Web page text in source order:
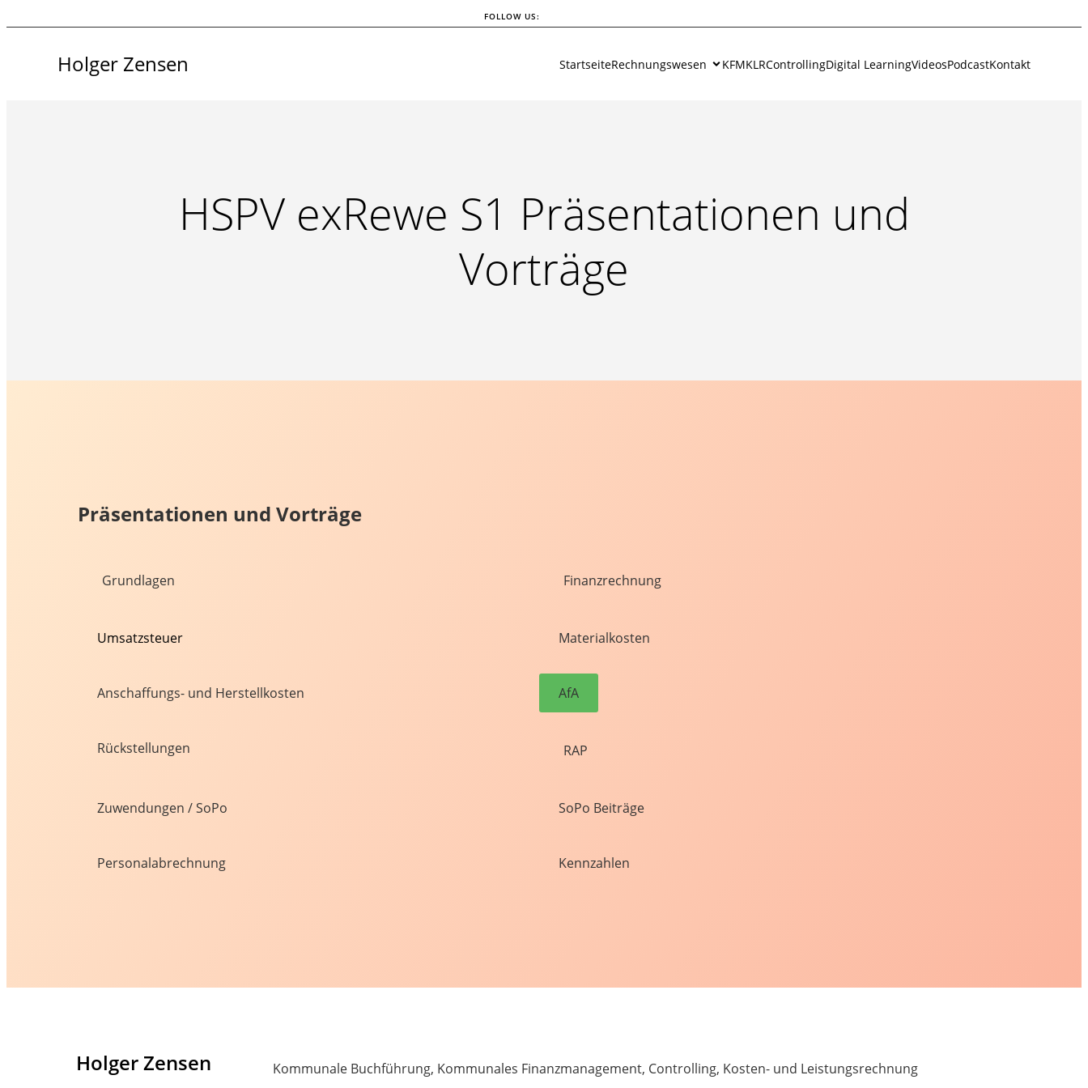
FOLLOW US:
Holger Zensen StartseiteRechnungswesen KFMKLRControllingDigital LearningVideosPodcastKontakt
HSPV exRewe S1 Präsentationen und
Vorträge
Präsentationen und Vorträge
Grundlagen Finanzrechnung
Umsatzsteuer Materialkosten
Anschaffungs- und Herstellkosten AfA
Rückstellungen RAP
Zuwendungen / SoPo SoPo Beiträge
Personalabrechnung Kennzahlen
Holger Zensen Kommunale Buchführung, Kommunales Finanzmanagement, Controlling, Kosten- und Leistungsrechnung